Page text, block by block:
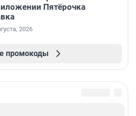
Пятёрочка
2026
промокоды